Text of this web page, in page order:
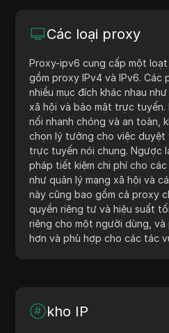
Các loại proxy
Proxy-ipv6 cung cấp một
gồm proxy IPv4 và IPv6. Các
nhiều mục đích khác nhau
xã hội và bảo mật trực
nối nhanh chóng và an toàn,
chọn lý tưởng cho việc
trực tuyến nói chung. Ngược
pháp tiết kiệm chi phí cho
như quản lý mạng xã hội và
này cũng bao gồm cả proxy
quyền riêng tư và hiệu suất
riêng cho một người dùng, và
hơn và phù hợp cho các tác
kho IP